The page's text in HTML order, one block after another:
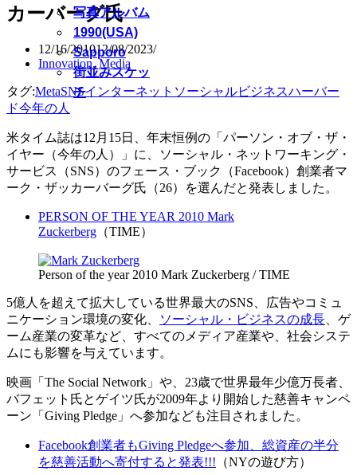
写真アルバム
1990(USA)
Sapporo
街並みスケッ
チ
カーバーグ氏
12/16/201012/08/2023
Innovation,Media
タグ:MetaSNSインターネット ソーシャルビジネスハーバー
ド今年の人
米タイム誌は12月15日、年末恒例の「パーソン・オブ・ザ・
イヤー（今年の人）」に、ソーシャル・ネットワーキング・
サービス（SNS）のフェース・ブック（Facebook）創業者マ
ーク・ザッカーバーグ氏（26）を選んだと発表しました。
PERSON OF THE YEAR 2010 Mark
Zuckerberg （TIME）
Person of the year 2010 Mark Zuckerberg / TIME
5億人を超えて拡大している世界最大のSNS、広告やコミュ
ニケーション環境の変化、
ソーシャル・ビジネスの成長 、ゲ
ーム産業の変革など、すべてのメディア産業や、社会システ
ムにも影響を与えています。
映画「The Social Network」や、23歳で世界最年少億万長者、
バフェット氏とゲイツ氏が2009年より開始した慈善キャンペ
ーン「Giving Pledge」へ参加なども注目されました。
Facebook創業者もGiving Pledgeへ参加、総資産の半分
を慈善活動へ寄付すると発表!!! （NYの遊び方）